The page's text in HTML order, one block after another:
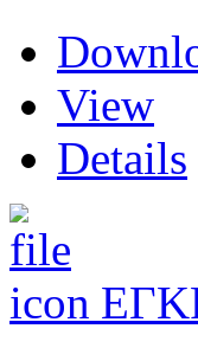
View
Details